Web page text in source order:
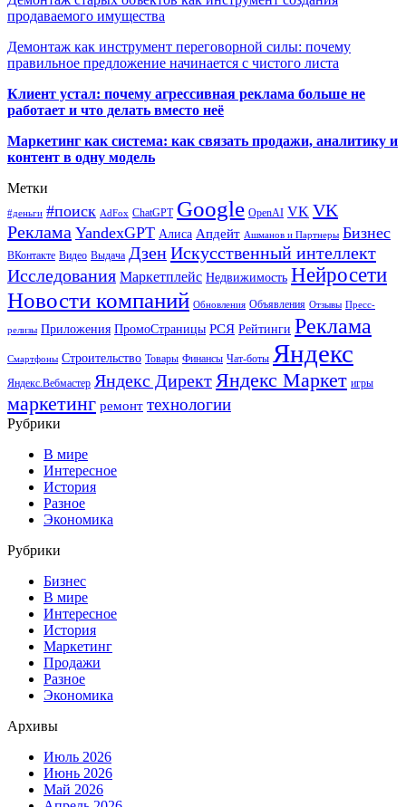
продаваемого имущества
Демонтаж как инструмент переговорной силы: почему
правильное предложение начинается с чистого листа
Клиент устал: почему агрессивная реклама больше не
работает и что делать вместо неё
Маркетинг как система: как связать продажи, аналитику и
контент в одну модель
Метки
#деньги #поиск AdFox ChatGPT Google OpenAI VK VK
Реклама YandexGPT Алиса Апдейт Ашманов и Партнеры Бизнес
ВКонтакте Видео Выдача ДзенИскусственный интеллект
Исследования Маркетплейс Недвижимость Нейросети
Новости компаний Обновления Объявления Отзывы Пресс-
релизы Приложения ПромоСтраницы РСЯ Рейтинги Реклама
Смартфоны Строительство Товары Финансы Чат-боты Яндекс
Яндекс.Вебмастер Яндекс Директ Яндекс Маркет игры
маркетинг ремонт технологии
Рубрики
В мире
Интересное
История
Разное
Экономика
Рубрики
Бизнес
В мире
Интересное
История
Маркетинг
Продажи
Разное
Экономика
Архивы
Июль 2026
Июнь 2026
Май 2026